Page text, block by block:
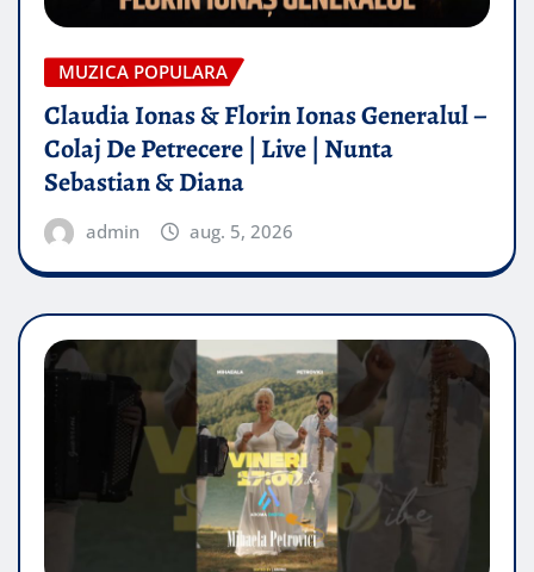
MUZICA POPULARA
Claudia Ionas & Florin Ionas Generalul –
Colaj De Petrecere | Live | Nunta
Sebastian & Diana
admin aug. 5, 2026